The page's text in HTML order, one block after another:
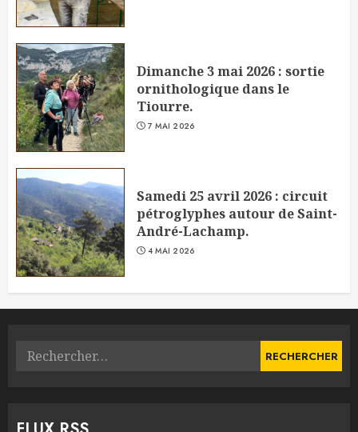
Dimanche 3 mai 2026 : sortie
ornithologique dans le
Tiourre.
7 MAI 2026
Samedi 25 avril 2026 : circuit
pétroglyphes autour de Saint-
André-Lachamp.
4 MAI 2026
Rechercher :